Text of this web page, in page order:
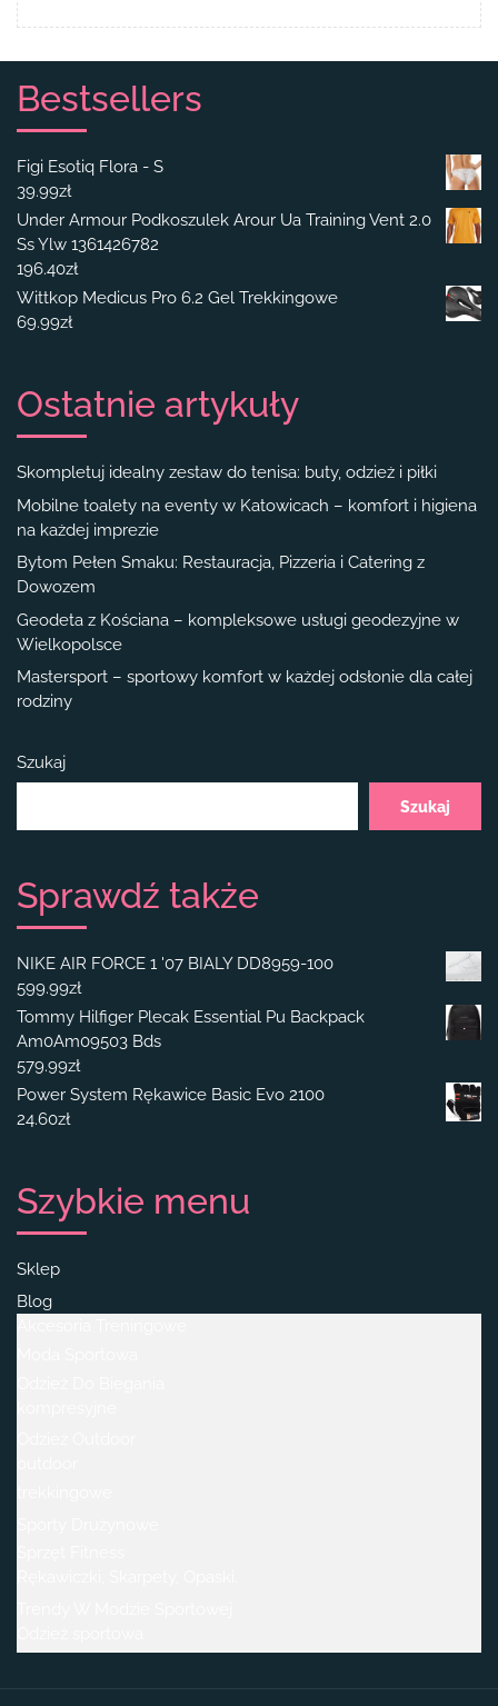
Bestsellers
Figi Esotiq Flora - S
39.99zł
Under Armour Podkoszulek Arour Ua Training Vent 2.0
Ss Ylw 1361426782
196.40zł
Wittkop Medicus Pro 6.2 Gel Trekkingowe
69.99zł
Ostatnie artykuły
Skompletuj idealny zestaw do tenisa: buty, odzież i piłki
Mobilne toalety na eventy w Katowicach – komfort i higiena
na każdej imprezie
Bytom Pełen Smaku: Restauracja, Pizzeria i Catering z
Dowozem
Geodeta z Kościana – kompleksowe usługi geodezyjne w
Wielkopolsce
Mastersport – sportowy komfort w każdej odsłonie dla całej
rodziny
Szukaj
Szukaj
Sprawdź także
NIKE AIR FORCE 1 '07 BIALY DD8959-100
599.99zł
Tommy Hilfiger Plecak Essential Pu Backpack
Am0Am09503 Bds
579.99zł
Power System Rękawice Basic Evo 2100
24.60zł
Szybkie menu
Sklep
Blog